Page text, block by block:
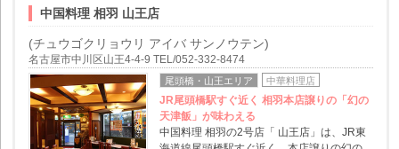
中国料理 相羽 山王店
(チュウゴクリョウリ アイバ サンノウテン)
名古屋市中川区山王4-4-9 TEL/052-332-8474
尾頭橋・山王エリア 中華料理店
JR尾頭橋駅すぐ近く 相羽本店譲りの「幻の
天津飯」が味わえる
中国料理 相羽の2号店「 山王店」は、JR東